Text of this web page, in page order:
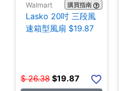
Walmart 購買指南
Lasko 20吋 三段風
速箱型風扇 $19.87
$ 26.38 $19.87